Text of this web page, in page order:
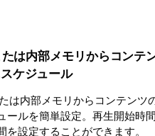
たは内部メモリからコンテ
ケジュール
は内部メモリからコンテンツ
ールを簡単設定。再生開始時
を設定することができます。